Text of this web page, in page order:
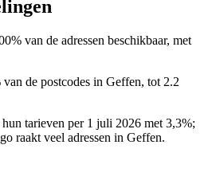
van de adressen beschikbaar, met
de postcodes in Geffen, tot 2.2
tarieven per 1 juli 2026 met 3,3%;
raakt veel adressen in Geffen.